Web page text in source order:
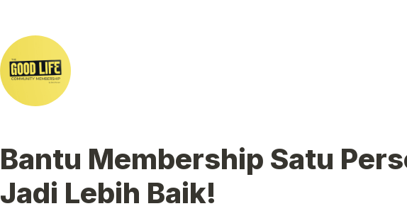
Bantu Membership Satu
Jadi Lebih Baik!